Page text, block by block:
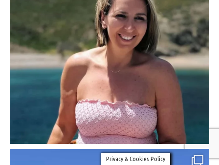
Privacy & Cookies Policy